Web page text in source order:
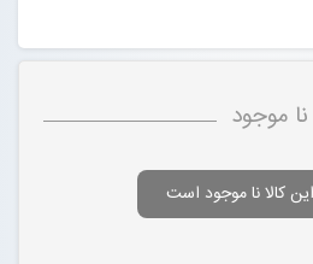
نا موجود
کالا نا موجود است